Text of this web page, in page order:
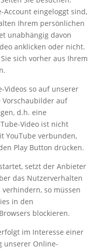
Account eingeloggt sind,
Ihrem persönlichen
unabhängig davon
anklicken oder nicht.
sich vorher aus Ihrem
Videos so auf unserer
Vorschaubilder auf
d.h. eine
Video ist nicht
YouTube verbunden,
Play Button drücken.
setzt der Anbieter
das Nutzerverhalten
so müssen
in den
blockieren.
im Interesse einer
unserer Online-